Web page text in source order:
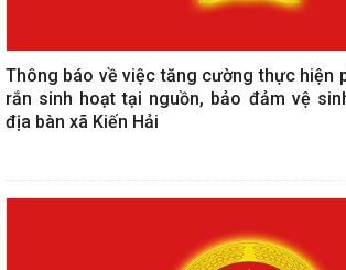
Thông báo về việc tăng cường thực hiện
rắn sinh hoạt tại nguồn, bảo đảm vệ
địa bàn xã Kiến Hải